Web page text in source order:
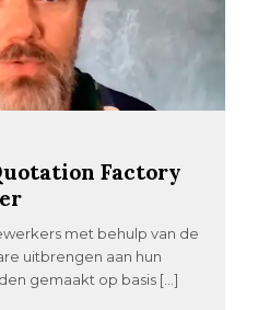
Factory
met behulp van de
uitbrengen aan hun
gemaakt op basis […]